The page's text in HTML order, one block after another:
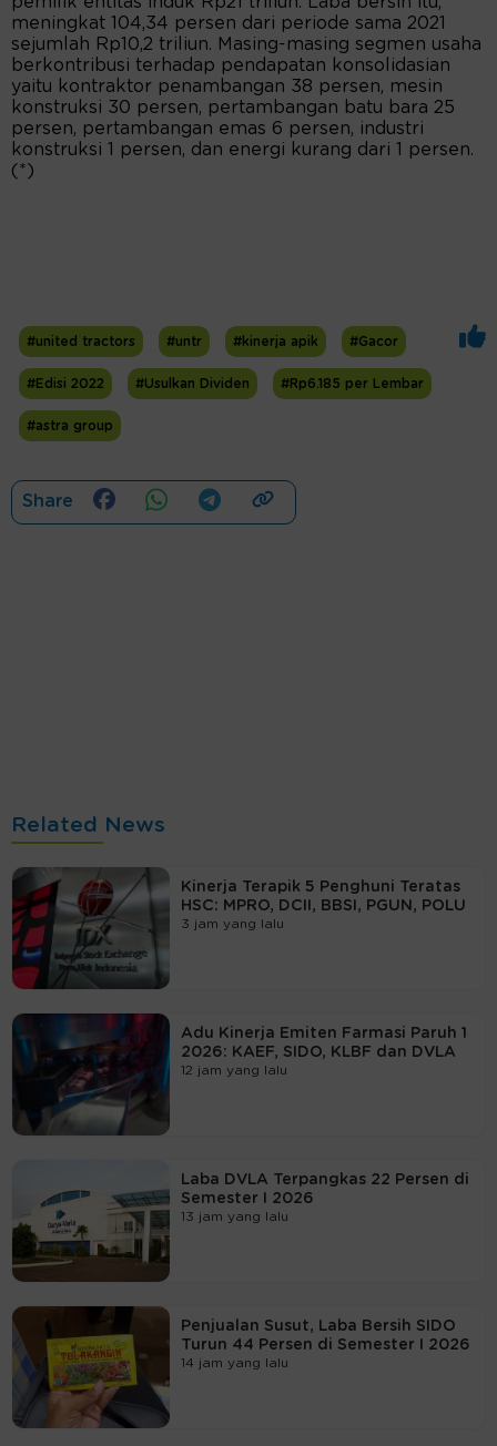
meningkat 104,34 persen dari periode sama 2021
sejumlah Rp10,2 triliun. Masing-masing segmen usaha
berkontribusi terhadap pendapatan konsolidasian
yaitu kontraktor penambangan 38 persen, mesin
konstruksi 30 persen, pertambangan batu bara 25
persen, pertambangan emas 6 persen, industri
konstruksi 1 persen, dan energi kurang dari 1 persen.
(*)
#united tractors #untr #kinerja apik #Gacor
#Edisi 2022 #Usulkan Dividen #Rp6.185 per Lembar
#astra group
Share
Related News
Kinerja Terapik 5 Penghuni Teratas
HSC: MPRO, DCII, BBSI, PGUN, POLU
3 jam yang lalu
Adu Kinerja Emiten Farmasi Paruh 1
2026: KAEF, SIDO, KLBF dan DVLA
12 jam yang lalu
Laba DVLA Terpangkas 22 Persen di
Semester I 2026
13 jam yang lalu
Penjualan Susut, Laba Bersih SIDO
Turun 44 Persen di Semester I 2026
14 jam yang lalu